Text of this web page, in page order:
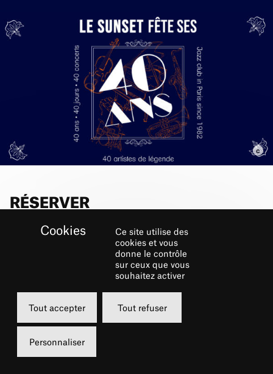
RÉSERVER
28 janvier 2022
Grande Salle
de 15 à 55 €
Pass châtelet
Ce site utilise des
cookies et vous
donne le contrôle
sur ceux que vous
souhaitez activer
Tout accepter Tout refuser
Personnaliser